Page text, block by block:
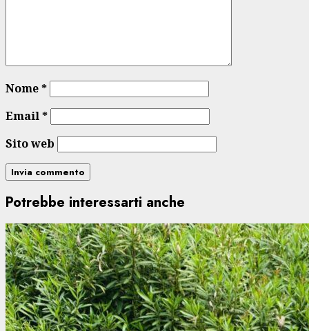
Nome*
Email*
Sito web
Potrebbe interessarti anche